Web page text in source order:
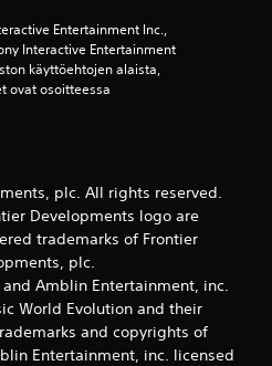
t
e
l
u
a
Entertainment Inc.,
Interactive Entertainment
käyttöehtojen alaista,
ovat osoitteessa
plc. All rights reserved.
Developments logo are
trademarks of Frontier
plc.
Amblin Entertainment, inc.
World Evolution and their
and copyrights of
Entertainment, inc. licensed